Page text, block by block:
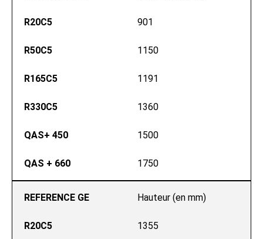
R20C5 901
R50C5 1150
R165C5 1191
R330C5 1360
QAS+ 450 1500
QAS + 660 1750
REFERENCE GE Hauteur (en mm)
R20C5 1355